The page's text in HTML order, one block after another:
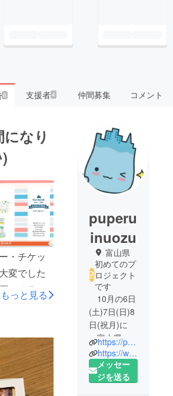
6 支援者4 仲間募集 コメント
なり
・チケッ
変でした
にチラシ
だいた
センター
せていた
しており
方々のご
を進めて
もっと見る
puperu
inuozu
富山県
初めてのプ
ロジェクト
です
10月の6日
(土)7日(日)8
日(祝月)に
富山県魚
津市で開催
される
《えんとつ
https://puperuten-uozu.amebaownd.com/
https://www.facebook.com/puperu.in.uozu/?modal=admin_todo_tour
メッセー
ジを送る